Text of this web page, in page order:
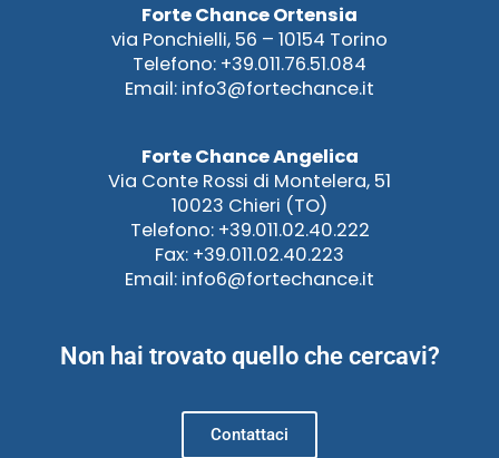
Forte Chance Ortensia
via Ponchielli, 56 – 10154 Torino
Telefono: +39.011.76.51.084
Email: info3@fortechance.it
Forte Chance Angelica
Via Conte Rossi di Montelera, 51
10023 Chieri (TO)
Telefono: +39.011.02.40.222
Fax: +39.011.02.40.223
Email: info6@fortechance.it
Non hai trovato quello che cercavi?
Contattaci